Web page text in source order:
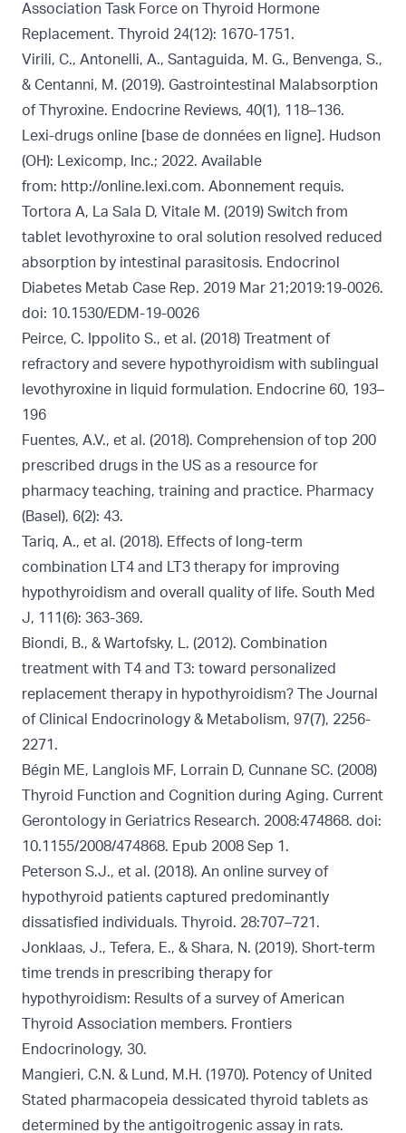
Association Task Force on Thyroid Hormone
Replacement. Thyroid 24(12): 1670-1751.
Virili, C., Antonelli, A., Santaguida, M. G., Benvenga, S.,
& Centanni, M. (2019). Gastrointestinal Malabsorption
of Thyroxine. Endocrine Reviews, 40(1), 118–136.
Lexi-drugs online [base de données en ligne]. Hudson
(OH): Lexicomp, Inc.; 2022. Available
from: http://online.lexi.com. Abonnement requis.
Tortora A, La Sala D, Vitale M. (2019) Switch from
tablet levothyroxine to oral solution resolved reduced
absorption by intestinal parasitosis. Endocrinol
Diabetes Metab Case Rep. 2019 Mar 21;2019:19-0026.
doi: 10.1530/EDM-19-0026
Peirce, C. Ippolito S., et al. (2018) Treatment of
refractory and severe hypothyroidism with sublingual
levothyroxine in liquid formulation. Endocrine 60, 193–
196
Fuentes, A.V., et al. (2018). Comprehension of top 200
prescribed drugs in the US as a resource for
pharmacy teaching, training and practice. Pharmacy
(Basel), 6(2): 43.
Tariq, A., et al. (2018). Effects of long-term
combination LT4 and LT3 therapy for improving
hypothyroidism and overall quality of life. South Med
J, 111(6): 363-369.
Biondi, B., & Wartofsky, L. (2012). Combination
treatment with T4 and T3: toward personalized
replacement therapy in hypothyroidism? The Journal
of Clinical Endocrinology & Metabolism, 97(7), 2256-
2271.
Bégin ME, Langlois MF, Lorrain D, Cunnane SC. (2008)
Thyroid Function and Cognition during Aging. Current
Gerontology in Geriatrics Research. 2008:474868. doi:
10.1155/2008/474868. Epub 2008 Sep 1.
Peterson S.J., et al. (2018). An online survey of
hypothyroid patients captured predominantly
dissatisfied individuals. Thyroid. 28:707–721.
Jonklaas, J., Tefera, E., & Shara, N. (2019). Short-term
time trends in prescribing therapy for
hypothyroidism: Results of a survey of American
Thyroid Association members. Frontiers
Endocrinology, 30.
Mangieri, C.N. & Lund, M.H. (1970). Potency of United
Stated pharmacopeia dessicated thyroid tablets as
determined by the antigoitrogenic assay in rats.